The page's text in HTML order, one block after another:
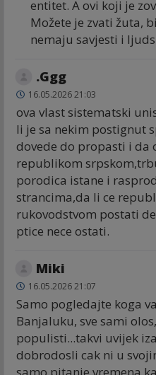
entitet. A ovi koji je
Možete je zvati žuta,
nemaju savjesti i
.Ggg
16.05.2026 21:03
ova vlast sistematski
li je sa nekim postignut
dovede do propasti i da
republikom
porodica istane i
strancima,da li ce
rukovodstvom postati
ptice nece ostati.
Miki
16.05.2026 21:07
Samo pogledajte koga
Banjaluku, sve sami
populisti...takvi uvijek
dobrodosli cak ni u